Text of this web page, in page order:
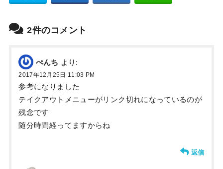
2件のコメント
ぺんち より:
2017年12月25日 11:03 PM
参考になりました
テイクアウトメニューがリンク切れになっているのが
残念です
随分時間経ってますからね
返信